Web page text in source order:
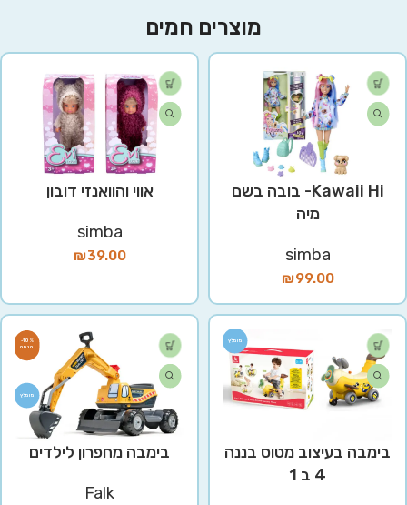
מוצרים חמים
Kawaii Hi- בובה בשם
מיה
simba
₪99.00
אווי והוואנזי דובון
simba
₪39.00
מומלץ
בימבה בעיצוב מטוס בננה
4 ב 1
-10%
מומלץ
בימבה מחפרון לילדים
Falk